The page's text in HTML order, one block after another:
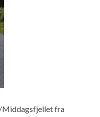
Middagsfjellet fra